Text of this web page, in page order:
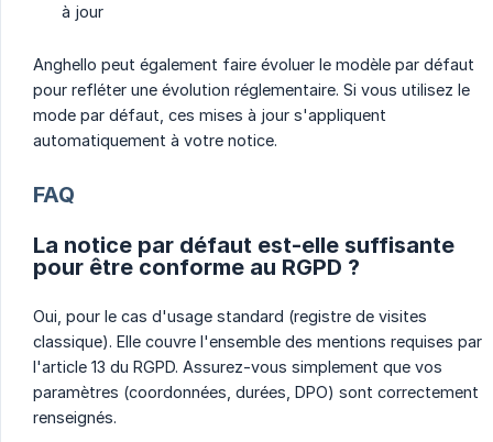
à jour
Anghello peut également faire évoluer le modèle par défaut
pour refléter une évolution réglementaire. Si vous utilisez le
mode par défaut, ces mises à jour s'appliquent
automatiquement à votre notice.
FAQ
La notice par défaut est-elle suffisante
pour être conforme au RGPD ?
Oui, pour le cas d'usage standard (registre de visites
classique). Elle couvre l'ensemble des mentions requises par
l'article 13 du RGPD. Assurez-vous simplement que vos
paramètres (coordonnées, durées, DPO) sont correctement
renseignés.